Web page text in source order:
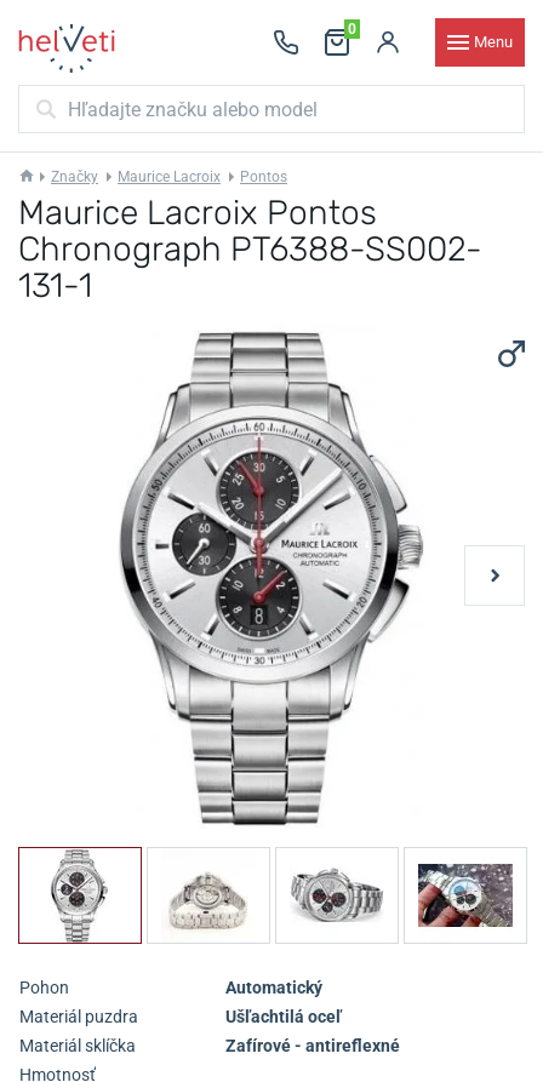
0
Menu
Značky Maurice Lacroix Pontos
Maurice Lacroix Pontos
Chronograph PT6388-SS002-
131-1
Pohon
Automatický
Materiál puzdra
Ušľachtilá oceľ
Materiál sklíčka
Zafírové - antireflexné
Hmotnosť